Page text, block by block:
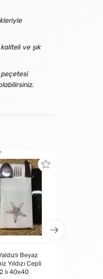
ve şık
peçetesi
Beyaz
Yıldızı Cepli
lı 40x40